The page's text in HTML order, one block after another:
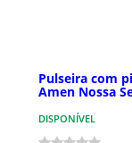
Pulseira com
Amen Nossa
DISPONÍVEL